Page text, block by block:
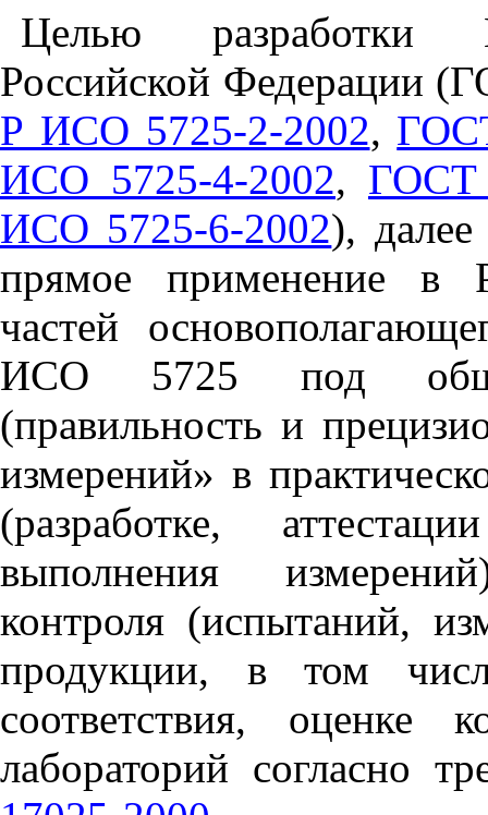
Целью разработки
Российской Федерации
Р ИСО 5725-2-2002,
ИСО 5725-4-2002, ГОСТ
ИСО 5725-6-2002),
прямое применение в
частей
ИСО 5725 под
(правильность и
измерений» в
(разработке,
выполнения
контроля (испытаний,
продукции, в том
соответствия, оценке
лабораторий согласно